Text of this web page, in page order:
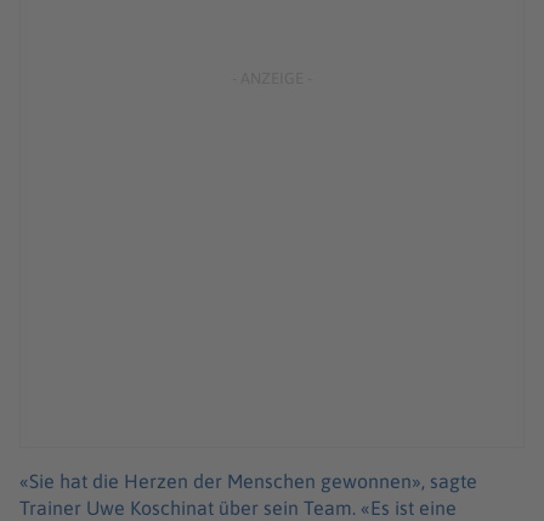
«Sie hat die Herzen der Menschen gewonnen», sagte
Trainer Uwe Koschinat über sein Team. «Es ist eine